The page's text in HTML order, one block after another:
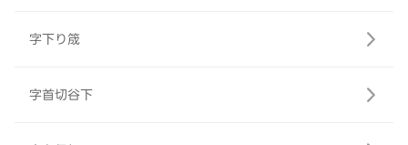
字下り筬
字首切谷下